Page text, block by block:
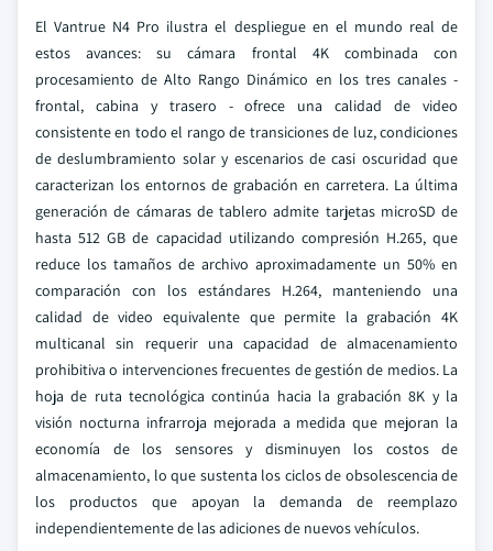
El Vantrue N4 Pro ilustra el despliegue en el mundo real de
estos avances: su cámara frontal 4K combinada con
procesamiento de Alto Rango Dinámico en los tres canales -
frontal, cabina y trasero - ofrece una calidad de video
consistente en todo el rango de transiciones de luz, condiciones
de deslumbramiento solar y escenarios de casi oscuridad que
caracterizan los entornos de grabación en carretera. La última
generación de cámaras de tablero admite tarjetas microSD de
hasta 512 GB de capacidad utilizando compresión H.265, que
reduce los tamaños de archivo aproximadamente un 50% en
comparación con los estándares H.264, manteniendo una
calidad de video equivalente que permite la grabación 4K
multicanal sin requerir una capacidad de almacenamiento
prohibitiva o intervenciones frecuentes de gestión de medios. La
hoja de ruta tecnológica continúa hacia la grabación 8K y la
visión nocturna infrarroja mejorada a medida que mejoran la
economía de los sensores y disminuyen los costos de
almacenamiento, lo que sustenta los ciclos de obsolescencia de
los productos que apoyan la demanda de reemplazo
independientemente de las adiciones de nuevos vehículos.